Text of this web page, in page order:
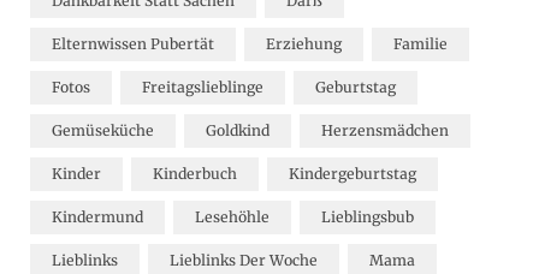
Elternwissen Pubertät Erziehung Familie
Fotos Freitagslieblinge Geburtstag
Gemüseküche Goldkind Herzensmädchen
Kinder Kinderbuch Kindergeburtstag
Kindermund Lesehöhle Lieblingsbub
Lieblinks Lieblinks Der Woche Mama